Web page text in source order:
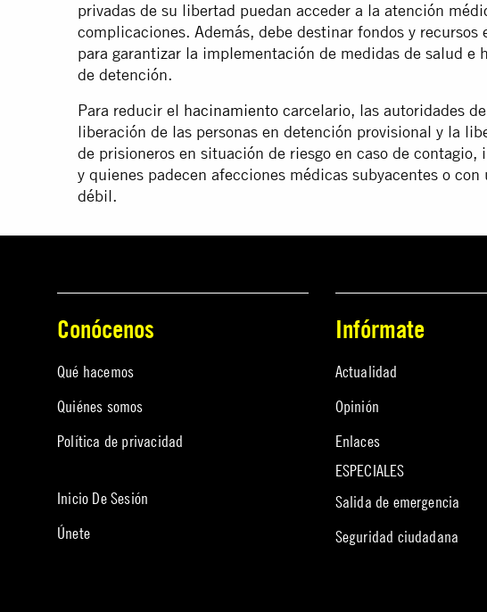
privadas de su libertad puedan acceder a la atención
complicaciones. Además, debe destinar fondos y recursos
para garantizar la implementación de medidas de salud e
de detención.
Para reducir el hacinamiento carcelario, las autoridades
liberación de las personas en detención provisional y la
de prisioneros en situación de riesgo en caso de contagio,
y quienes padecen afecciones médicas subyacentes o
débil.
Conócenos
Qué hacemos
Quiénes somos
Política de privacidad
Inicio De Sesión
Únete
Infórmate
Actualidad
Opinión
Enlaces
ESPECIALES
Salida de emergencia
Seguridad ciudadana